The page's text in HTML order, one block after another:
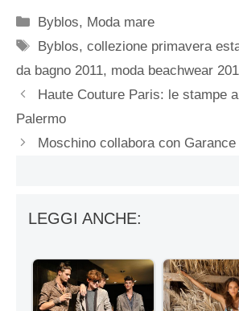
Categorie
Byblos, Moda mare
Tag
Byblos,collezione primavera
da bagno 2011, moda beachwear
Haute Couture Paris: le stampe
Palermo
Moschino collabora con Garance
LEGGI ANCHE: